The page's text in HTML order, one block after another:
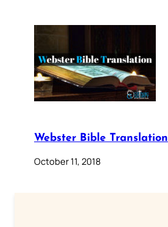
Webster Bible Translation
October 11, 2018